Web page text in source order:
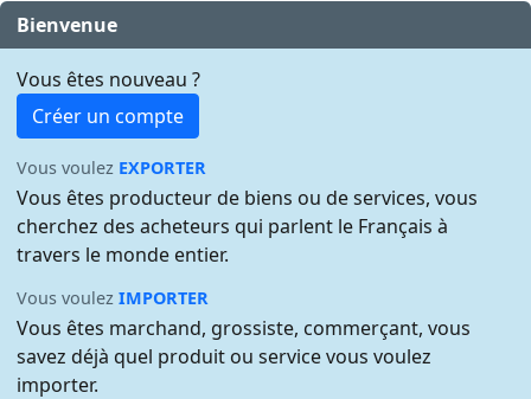
Bienvenue
Vous êtes nouveau ?
Créer un compte
Vous voulez EXPORTER
Vous êtes producteur de biens ou de services, vous
cherchez des acheteurs qui parlent le Français à
travers le monde entier.
Vous voulezIMPORTER
Vous êtes marchand, grossiste, commerçant, vous
savez déjà quel produit ou service vous voulez
importer.